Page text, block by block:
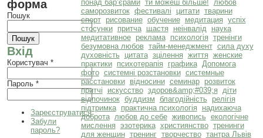
форма
Пошук
Вхід
Користувач*
Пароль*
Зареєструватися
Забули
пароль?
понад бар’єрами ти можеш більше! любов
саморозвиток фестивалі цитати тварини
спорт
рисование обучение медитация успіх
стосунки
притча щастя неінвалід
наука
медитативное
реклама психологія тренінги
безумовна любов тайм-менеджмент сила духу
духовність
цитата зцілення життя женские
практики
психотерапія графика Допомога
фото системні розстановки системные
расстановки
відносини семинар
розвиток
притчі
искусство здоров&amp;#039;я діти
відпочинок буддизм благодійність
релігія
підтримка
практична психологія
надихаюча
доброта любов до себе живопись екологічне
мислення эзотерика християнство тренинги
для женщин тренинг творчество тантра Львів